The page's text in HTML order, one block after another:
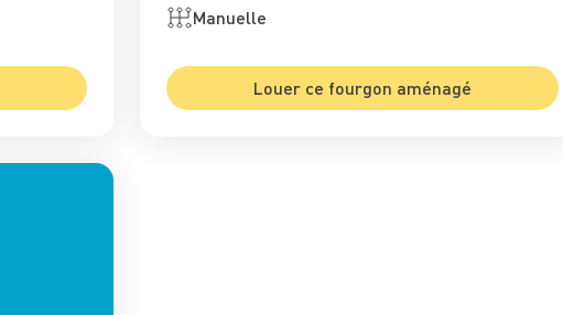
Manuelle
Louer ce fourgon aménagé